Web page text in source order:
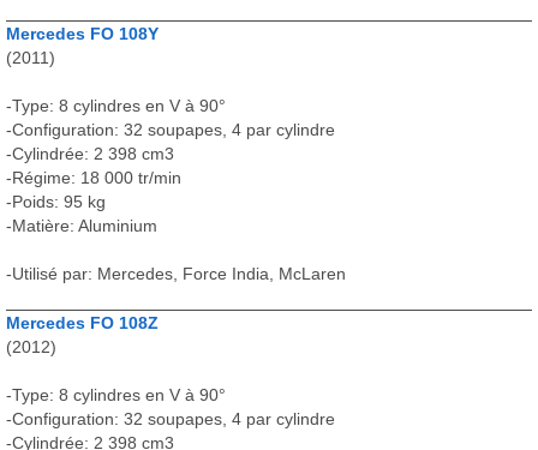
Mercedes FO 108Y
(2011)
-Type: 8 cylindres en V à 90°
-Configuration: 32 soupapes, 4 par cylindre
-Cylindrée: 2 398 cm3
-Régime: 18 000 tr/min
-Poids: 95 kg
-Matière: Aluminium
-Utilisé par: Mercedes, Force India, McLaren
Mercedes FO 108Z
(2012)
-Type: 8 cylindres en V à 90°
-Configuration: 32 soupapes, 4 par cylindre
-Cylindrée: 2 398 cm3